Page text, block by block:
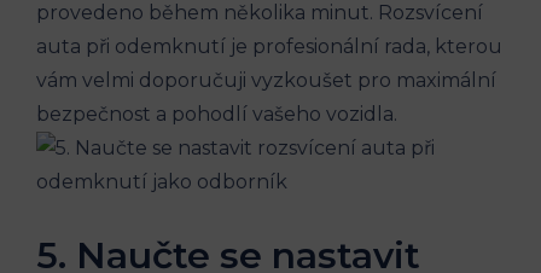
provedeno během několika minut. Rozsvícení
auta při odemknutí je profesionální rada, kterou
vám velmi doporučuji vyzkoušet pro maximální
bezpečnost a pohodlí vašeho vozidla.
5. Naučte se nastavit